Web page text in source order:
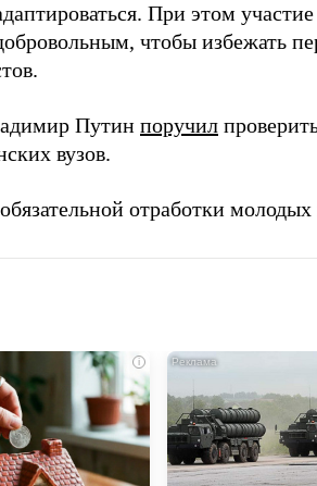
При этом участие
чтобы избежать
Путин поручил
вузов.
отработки молодых
i